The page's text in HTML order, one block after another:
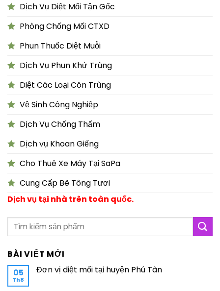
Dịch Vụ Diệt Mối Tận Gốc
Phòng Chống Mối CTXD
Phun Thuốc Diệt Muỗi
Dịch Vụ Phun Khử Trùng
Diệt Các Loại Côn Trùng
Vệ Sinh Công Nghiệp
Dịch Vụ Chống Thấm
Dịch vụ Khoan Giếng
Cho Thuê Xe Máy Tại SaPa
Cung Cấp Bê Tông Tươi
Dịch vụ tại nhà trên toàn quốc.
BÀI VIẾT MỚI
05
Th8
Đơn vị diệt mối tại huyện Phú Tân